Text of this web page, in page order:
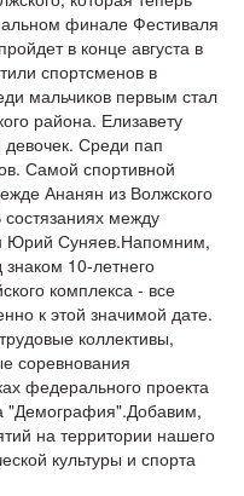
финале Фестиваля
в конце августа в
спортсменов в
мальчиков первым стал
района. Елизавету
Среди пап
Самой спортивной
Ананян из Волжского
между
Юрий Суняев.Напомним,
10-летнего
комплекса - все
к этой значимой дате.
коллективы,
соревнования
федерального проекта
"Демография".Добавим,
на территории нашего
культуры и спорта